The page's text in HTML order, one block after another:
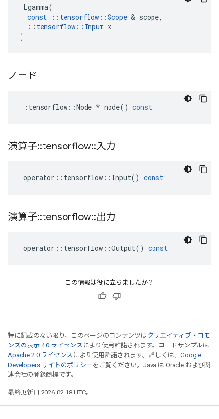
Lgamma(
const
:: tensorflow ::Scope & scope,
:: tensorflow :: Input x
)
ノード
:: tensorflow ::Node * node() const
演算子::tensorflow::入力
operator :: tensorflow :: Input() const
演算子::tensorflow::出力
operator :: tensorflow ::Output() const
この情報は役に立ちましたか？
特に記載のない限り、このページのコンテンツはクリエイティブ・コモ
ンズの表示 4.0 ライセンス により使用許諾されます。コードサンプルは
Apache 2.0 ライセンス により使用許諾されます。詳しくは、 Google
Developers サイトのポリシー をご覧ください。Java は Oracle および関
連会社の登録商標です。
最終更新日 2026-02-18 UTC。